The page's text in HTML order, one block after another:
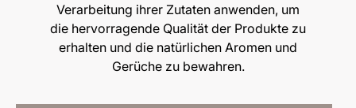
Verarbeitung ihrer Zutaten anwenden, um
die hervorragende Qualität der Produkte zu
erhalten und die natürlichen Aromen und
Gerüche zu bewahren.